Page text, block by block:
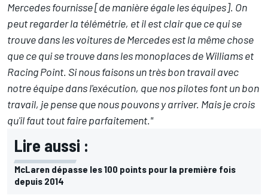
Mercedes fournisse [de manière égale les équipes]. On
peut regarder la télémétrie, et il est clair que ce qui se
trouve dans les voitures de Mercedes est la même chose
que ce qui se trouve dans les monoplaces de Williams et
Racing Point. Si nous faisons un très bon travail avec
notre équipe dans l'exécution, que nos pilotes font un bon
travail, je pense que nous pouvons y arriver. Mais je crois
qu'il faut tout faire parfaitement."
Lire aussi :
McLaren dépasse les 100 points pour la première fois
depuis 2014